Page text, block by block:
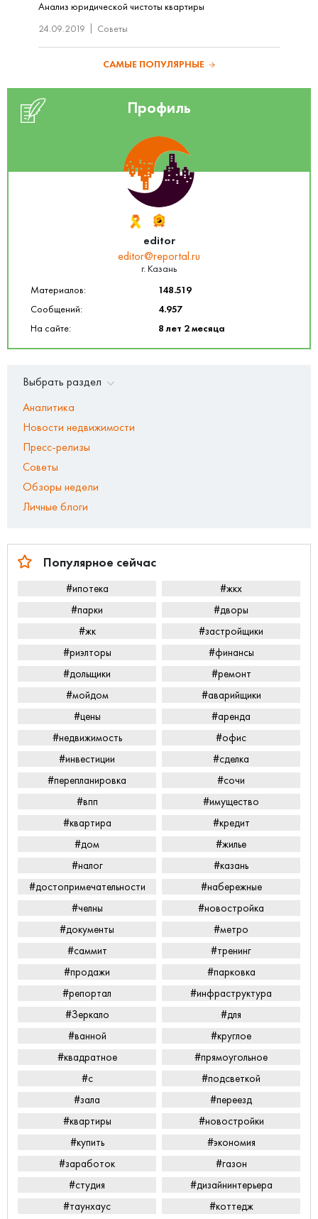
Анализ юридической чистоты квартиры
24.09.2019
Советы
САМЫЕ ПОПУЛЯРНЫЕ
Профиль
editor
editor@reportal.ru
г. Казань
Материалов:
148.519
Сообщений:
4.957
На сайте:
8 лет 2 месяца
Выбрать раздел
Аналитика
Новости недвижимости
Пресс-релизы
Советы
Обзоры недели
Личные блоги
Популярное сейчас
#ипотека
#жкх
#парки
#дворы
#жк
#застройщики
#риэлторы
#финансы
#дольщики
#ремонт
#мойдом
#аварийщики
#цены
#аренда
#недвижимость
#офис
#инвестиции
#сделка
#перепланировка
#сочи
#впп
#имущество
#квартира
#кредит
#дом
#жилье
#налог
#казань
#достопримечательности
#набережные
#челны
#новостройка
#документы
#метро
#саммит
#тренинг
#продажи
#парковка
#репортал
#инфраструктура
#Зеркало
#для
#ванной
#круглое
#квадратное
#прямоугольное
#с
#подсветкой
#зала
#переезд
#квартиры
#новостройки
#купить
#экономия
#заработок
#газон
#студия
#дизайнинтерьера
#таунхаус
#коттедж